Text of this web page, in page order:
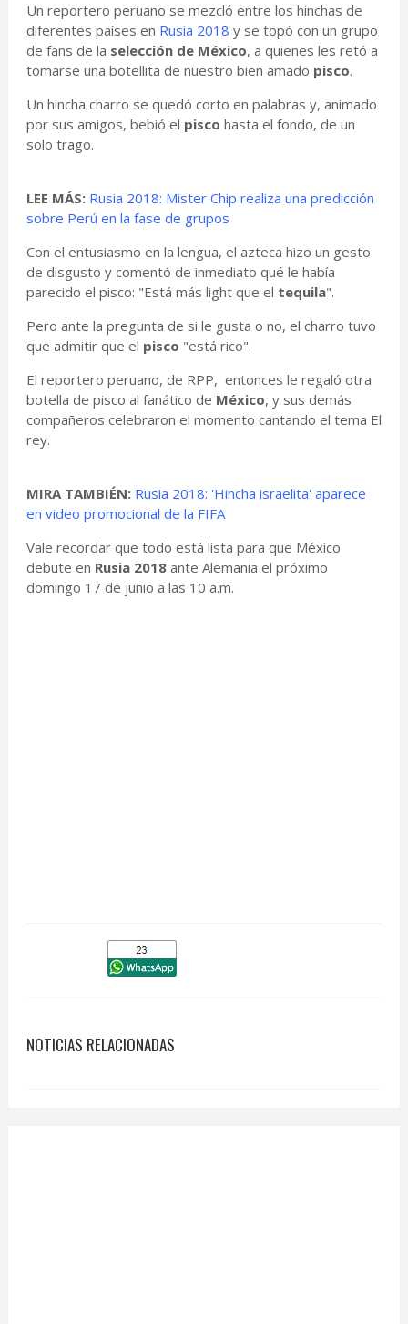
Un reportero peruano se mezcló entre los hinchas de
diferentes países en Rusia 2018 y se topó con un grupo
de fans de la selección de México, a quienes les retó a
tomarse una botellita de nuestro bien amado pisco.
Un hincha charro se quedó corto en palabras y, animado
por sus amigos, bebió el pisco hasta el fondo, de un
solo trago.
LEE MÁS:Rusia 2018: Mister Chip realiza una predicción
sobre Perú en la fase de grupos
Con el entusiasmo en la lengua, el azteca hizo un gesto
de disgusto y comentó de inmediato qué le había
parecido el pisco: "Está más light que el tequila".
Pero ante la pregunta de si le gusta o no, el charro tuvo
que admitir que el pisco "está rico".
El reportero peruano, de RPP, entonces le regaló otra
botella de pisco al fanático de México, y sus demás
compañeros celebraron el momento cantando el tema El
rey.
MIRA TAMBIÉN: Rusia 2018: 'Hincha israelita' aparece
en video promocional de la FIFA
Vale recordar que todo está lista para que México
debute en Rusia 2018ante Alemania el próximo
domingo 17 de junio a las 10 a.m.
NOTICIAS RELACIONADAS